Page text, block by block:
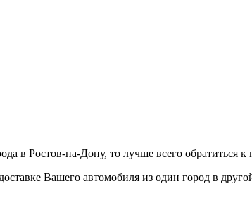
в Ростов-на-Дону, то лучше всего обратиться
Вашего автомобиля из один город в